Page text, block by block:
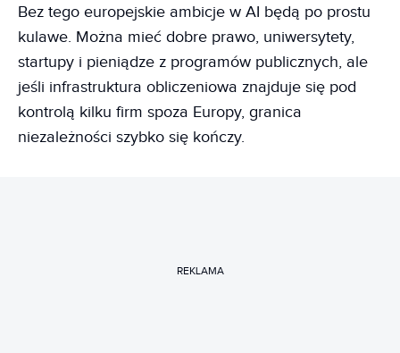
Bez tego europejskie ambicje w AI będą po prostu
kulawe. Można mieć dobre prawo, uniwersytety,
startupy i pieniądze z programów publicznych, ale
jeśli infrastruktura obliczeniowa znajduje się pod
kontrolą kilku firm spoza Europy, granica
niezależności szybko się kończy.
REKLAMA